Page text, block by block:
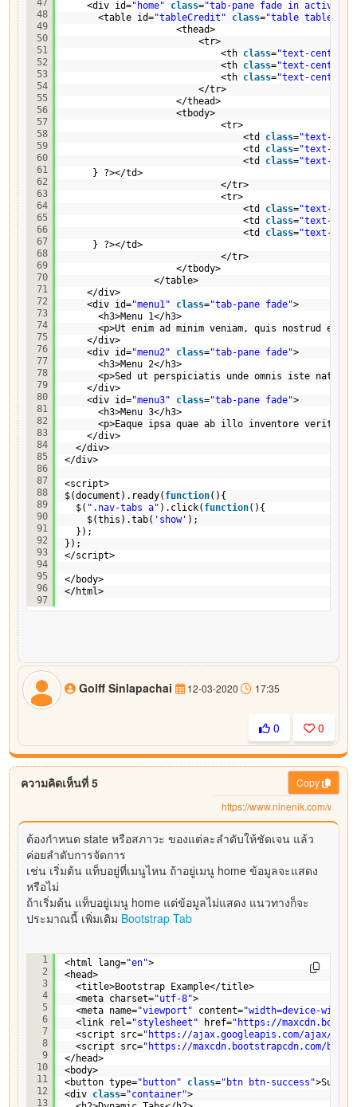
48
49
50
51
52
53
54
55
56
57
58
59
60
61
62
63
64
65
66
67
68
69
70
71
72
73
74
75
76
77
78
79
80
81
82
83
84
85
86
87
88
89
90
91
92
93
94
95
96
97
<div id="home" class="tab-pane fade in active"
<table id="tableCredit" class="table table-
<thead>
<tr>
<th class="text-center
<th class="text-center"
<th class="text-center"
</tr>
</thead>
<tbody>
<tr>
<td class="text-
<td class="text-
<td class="text-
} ?></td>
</tr>
<tr>
<td class="text-
<td class="text-
<td class="text-
} ?></td>
</tr>
</tbody>
</table>
</div>
<div id="menu1" class="tab-pane fade">
<h3>Menu 1</h3>
<p>Ut enim ad minim veniam, quis nostrud
</div>
<div id="menu2" class="tab-pane fade">
<h3>Menu 2</h3>
<p>Sed ut perspiciatis unde omnis iste natus
</div>
<div id="menu3" class="tab-pane fade">
<h3>Menu 3</h3>
<p>Eaque ipsa quae ab illo inventore
</div>
</div>
</div>
<script>
$(document).ready( function(){
$( ".nav-tabs a" ).click( function(){
$(this).tab( 'show' );
});
});
</script>
</body>
</html>
Golff Sinlapachai 12-03-2020 17:35
0 0
ความคิดเห็นที่ 5 Copy
ต้องกำหนด state หรือสภาวะ ของแต่ละลำดับให้ชัดเจน แล้ว
ค่อยลำดับการจัดการ
เช่น เริ่มต้น แท็บอยู่ที่เมนูไหน ถ้าอยู่เมนู home ข้อมูลจะแสดง
หรือไม่
ถ้าเริ่มต้น แท็บอยู่เมนู home แต่ข้อมูลไม่แสดง แนวทางก็จะ
ประมาณนี้ เพิ่มเติม Bootstrap Tab
1
2
3
4
5
6
7
8
9
10
11
12
13
<html lang="en">
<head>
<title>Bootstrap Example</title>
<meta charset="utf-8">
<meta name="viewport" content="width=device-
<link rel="stylesheet" href=" https://
<script src=" https://ajax.googleapis.com/ajax/
<script src=" https://maxcdn.bootstrapcdn.com/
</head>
<body>
<button type="button" class="btn btn-success"
<div class="container">